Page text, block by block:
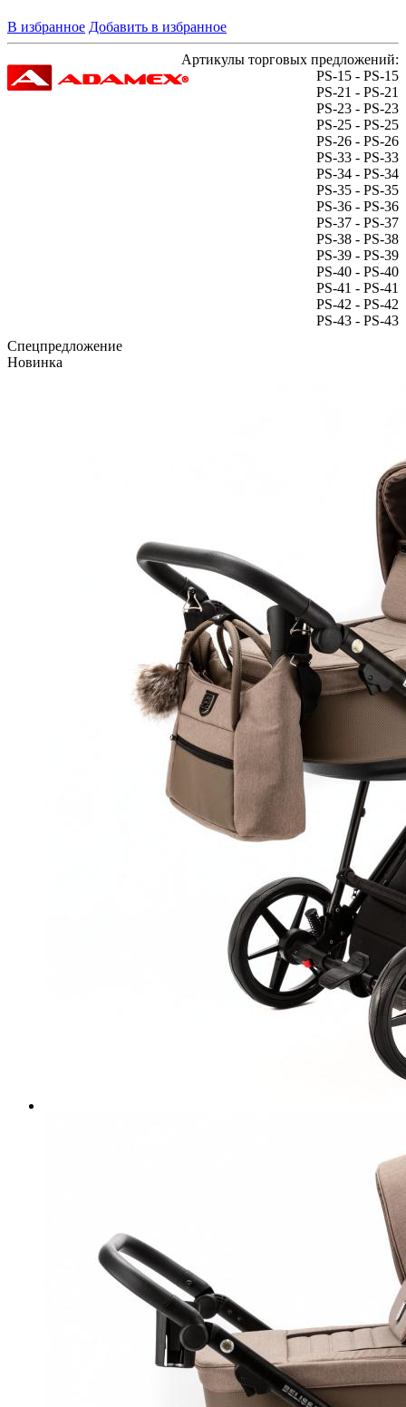
В избранное Добавить в избранное
Артикулы торговых предложений:
PS-15 - PS-15
PS-21 - PS-21
PS-23 - PS-23
PS-25 - PS-25
PS-26 - PS-26
PS-33 - PS-33
PS-34 - PS-34
PS-35 - PS-35
PS-36 - PS-36
PS-37 - PS-37
PS-38 - PS-38
PS-39 - PS-39
PS-40 - PS-40
PS-41 - PS-41
PS-42 - PS-42
PS-43 - PS-43
Спецпредложение
Новинка